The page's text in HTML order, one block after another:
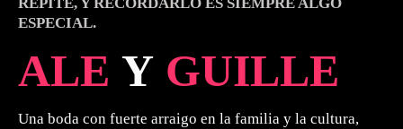
ESPECIAL.
ALE Y GUILLE
Una boda con fuerte arraigo en la familia y la cultura,